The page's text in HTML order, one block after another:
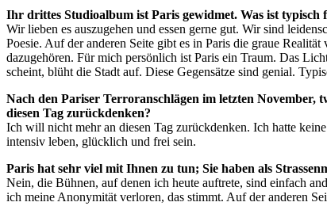
Ihr drittes Studioalbum ist Paris gewidmet. Was ist typisch
Wir lieben es auszugehen und essen gerne gut. Wir sind
Poesie. Auf der anderen Seite gibt es in Paris die graue
dazugehören. Für mich persönlich ist Paris ein Traum. Das
scheint, blüht die Stadt auf. Diese Gegensätze sind genial.
Nach den Pariser Terroranschlägen im letzten November,
diesen Tag zurückdenken?
Ich will nicht mehr an diesen Tag zurückdenken. Ich hatte
intensiv leben, glücklich und frei sein.
Paris hat sehr viel mit Ihnen zu tun; Sie haben als
Nein, die Bühnen, auf denen ich heute auftrete, sind einfach
ich meine Anonymität verloren, das stimmt. Auf der anderen